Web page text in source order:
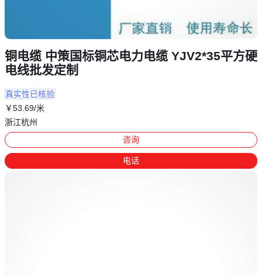
铜电缆 中策国标铜芯电力电缆 YJV2*35平方硬
电线批发定制
真实性已核验
￥53.69/米
浙江杭州
咨询
电话